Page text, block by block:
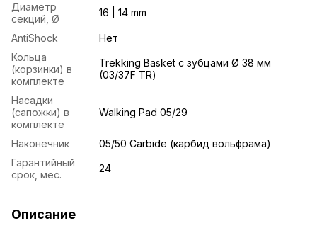
Диаметр
секций, Ø
16 | 14 mm
AntiShock
Нет
Кольца
(корзинки) в
комплекте
Trekking Basket с зубцами Ø 38 мм
(03/37F TR)
Насадки
(сапожки) в
комплекте
Walking Pad 05/29
Наконечник
05/50 Carbide (карбид вольфрама)
Гарантийный
срок, мес.
24
Описание